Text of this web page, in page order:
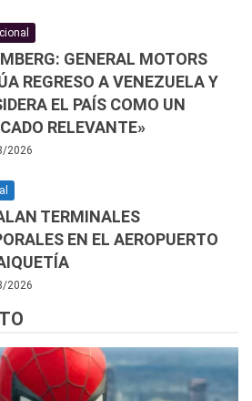
GENERAL MOTORS
REGRESO A VENEZUELA Y
EL PAÍS COMO UN
RELEVANTE»
2026
TERMINALES
EN EL AEROPUERTO
2026